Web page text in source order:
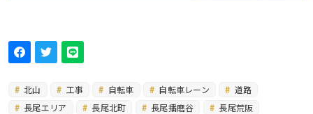
北山 工事 自転車 自転車レーン
道路
長尾エリア
長尾北町 長尾播磨谷 長尾荒阪